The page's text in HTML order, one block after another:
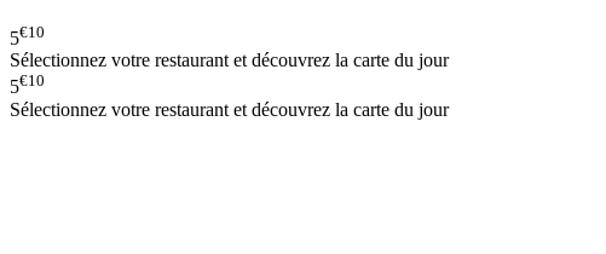
5€10
Sélectionnez votre restaurant et découvrez la carte du jour
5€10
Sélectionnez votre restaurant et découvrez la carte du jour